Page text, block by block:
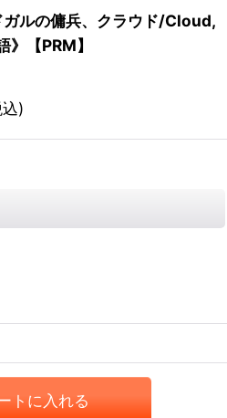
ルの傭兵、クラウド/Cloud,
【PRM】
)
トに入れる